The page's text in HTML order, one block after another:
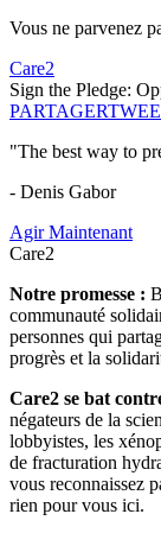
Vous ne parvenez
Care2
Sign the Pledge:
PARTAGER
"The best way to
- Denis Gabor
Agir Maintenant
Care2
Notre promesse :
communauté
personnes qui
progrès et la
Care2 se bat
négateurs de la
lobbyistes, les
de fracturation
vous reconnaissez
rien pour vous ici.